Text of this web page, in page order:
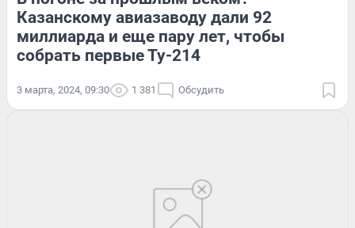
Казанскому авиазаводу дали 92
миллиарда и еще пару лет, чтобы
собрать первые Ту-214
3 марта, 2024, 09:30 1 381 Обсудить